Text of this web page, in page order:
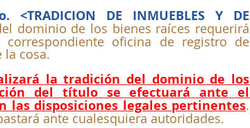
DE INMUEBLES Y DE
dominio de los bienes raíces requerirá
oficina de registro de
cosa.
la tradición del dominio de los
del título se efectuará ante el
disposiciones legales pertinentes.
ante cualesquiera autoridades.